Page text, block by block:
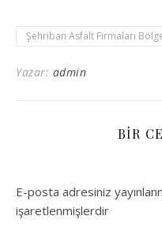
Şehriban Asfalt Firmaları
Yazar: admin
BIR
E-posta adresiniz
işaretlenmişlerdir